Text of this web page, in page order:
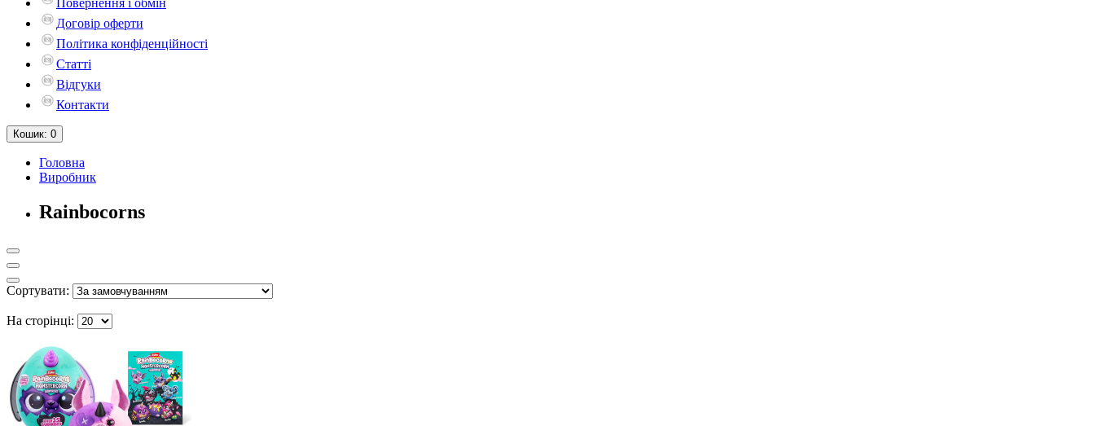
Повернення і обмін
Договір оферти
Політика конфіденційності
Статті
Відгуки
Контакти
Кошик: 0
Головна
Виробник
Rainbocorns
Сортувати:
На сторінці: